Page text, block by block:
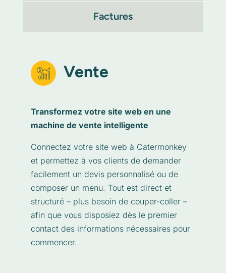
Factures
Vente
Transformez votre site web en une
machine de vente intelligente
Connectez votre site web à Catermonkey
et permettez à vos clients de demander
facilement un devis personnalisé ou de
composer un menu. Tout est direct et
structuré – plus besoin de couper-coller –
afin que vous disposiez dès le premier
contact des informations nécessaires pour
commencer.